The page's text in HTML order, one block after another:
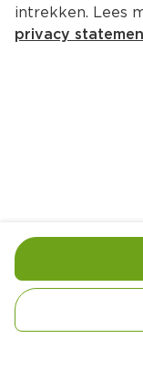
100 gram
intrekken. Lees
privacy